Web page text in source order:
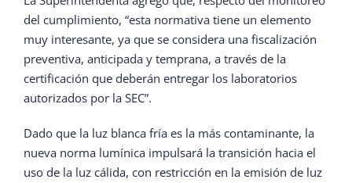
del cumplimiento, “esta normativa tiene un elemento
muy interesante, ya que se considera una fiscalización
preventiva, anticipada y temprana, a través de la
certificación que deberán entregar los laboratorios
autorizados por la SEC”.
Dado que la luz blanca fría es la más contaminante, la
nueva norma lumínica impulsará la transición hacia el
uso de la luz cálida, con restricción en la emisión de luz